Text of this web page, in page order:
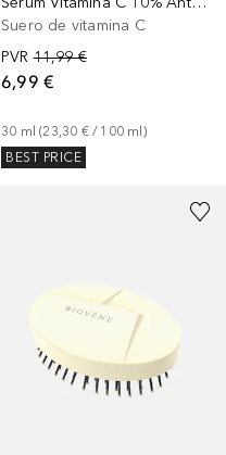
Suero de vitamina C
PVR 11,99 €
6,99 €
30 ml (23,30 € / 100 ml)
BEST PRICE